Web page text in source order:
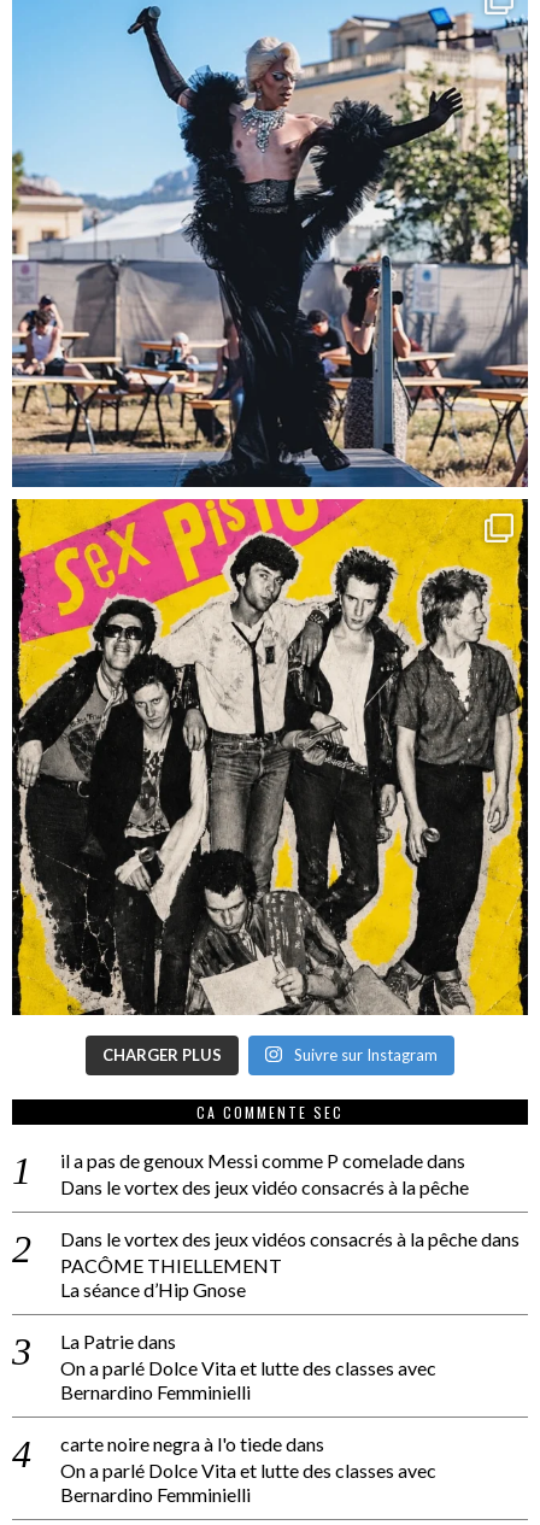
CHARGER PLUS Suivre sur Instagram
CA COMMENTE SEC
il a pas de genoux Messi comme P comeladedans
Dans le vortex des jeux vidéo consacrés à la pêche
Dans le vortex des jeux vidéos consacrés à la pêchedans
PACÔME THIELLEMENT
La séance d’Hip Gnose
La Patriedans
On a parlé Dolce Vita et lutte des classes avec
Bernardino Femminielli
carte noire negra à l'o tiededans
On a parlé Dolce Vita et lutte des classes avec
Bernardino Femminielli